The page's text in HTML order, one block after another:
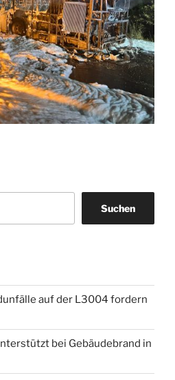
Suchen
auf der L3004 fordern
bei Gebäudebrand in